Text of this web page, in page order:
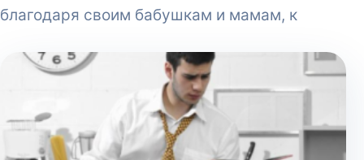
благодаря своим бабушкам и мамам, к